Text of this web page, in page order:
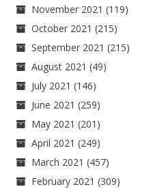
November 2021 (119)
October 2021 (215)
September 2021 (215)
August 2021 (49)
July 2021 (146)
June 2021 (259)
May 2021 (201)
April 2021 (249)
March 2021 (457)
February 2021 (309)